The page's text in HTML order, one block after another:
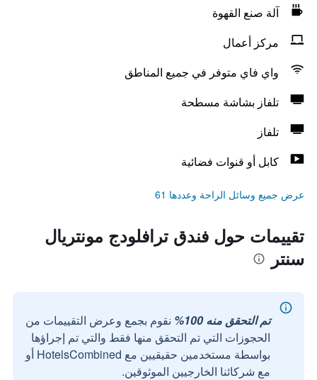
آلة صنع القهوة
مركز أعمال
واي فاي متوفر في جميع المناطق
تلفاز بشاشة مسطحة
تلفاز
كابل أو قنوات فضائية
عرض جميع وسائل الراحة وعددها 61
تقييمات حول فندق ترافلودج مونتريال
سنتر
تم التحقق منه 100%
نقوم بجمع وعرض التقييمات من
الحجوزات التي تم التحقق منها فقط والتي تم إجراؤها
بواسطة مستخدمين حقيقيين مع HotelsCombined أو
مع شركائنا الخارجيين الموثوقين.